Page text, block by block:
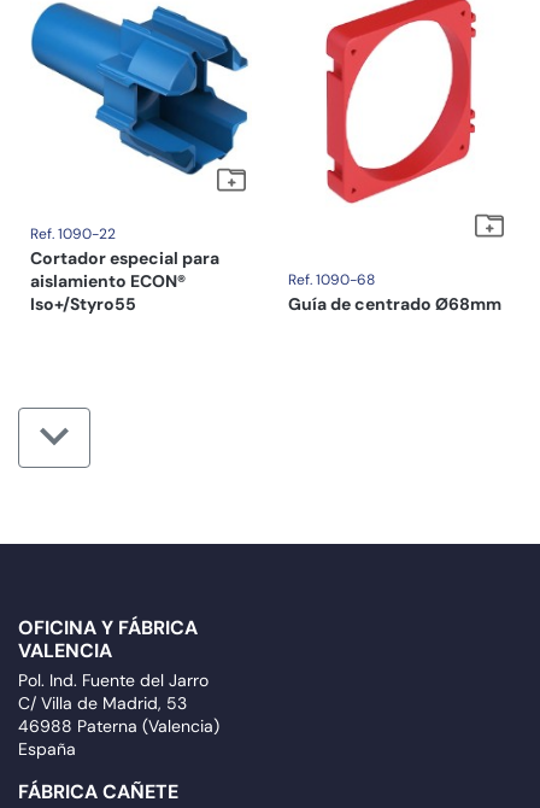
Ref. 1090-22
Cortador especial para
aislamiento ECON®
Iso+/Styro55
Ref. 1090-68
Guía de centrado Ø68mm
OFICINA Y FÁBRICA
VALENCIA
Pol. Ind. Fuente del Jarro
C/ Villa de Madrid, 53
46988 Paterna (Valencia)
España
FÁBRICA CAÑETE